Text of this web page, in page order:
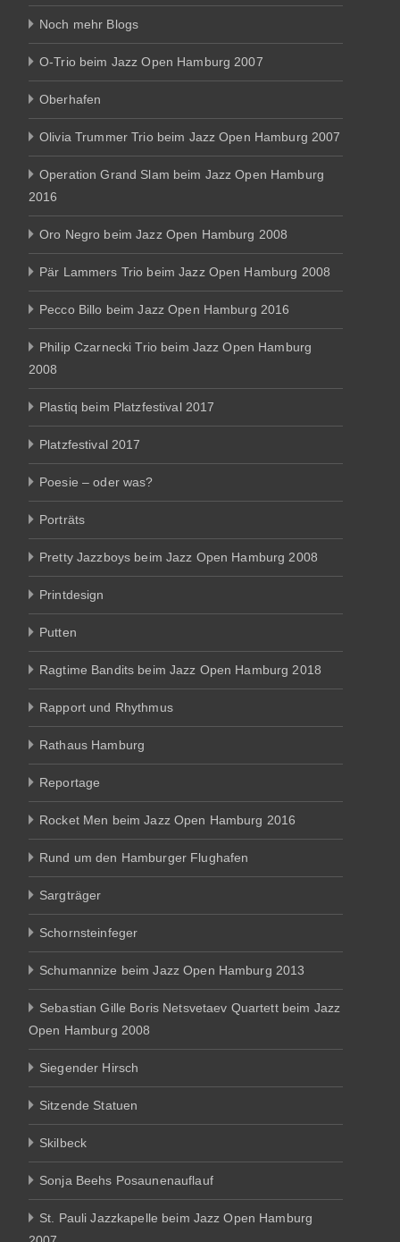
Noch mehr Blogs
O-Trio beim Jazz Open Hamburg 2007
Oberhafen
Olivia Trummer Trio beim Jazz Open Hamburg 2007
Operation Grand Slam beim Jazz Open Hamburg
2016
Oro Negro beim Jazz Open Hamburg 2008
Pär Lammers Trio beim Jazz Open Hamburg 2008
Pecco Billo beim Jazz Open Hamburg 2016
Philip Czarnecki Trio beim Jazz Open Hamburg
2008
Plastiq beim Platzfestival 2017
Platzfestival 2017
Poesie – oder was?
Porträts
Pretty Jazzboys beim Jazz Open Hamburg 2008
Printdesign
Putten
Ragtime Bandits beim Jazz Open Hamburg 2018
Rapport und Rhythmus
Rathaus Hamburg
Reportage
Rocket Men beim Jazz Open Hamburg 2016
Rund um den Hamburger Flughafen
Sargträger
Schornsteinfeger
Schumannize beim Jazz Open Hamburg 2013
Sebastian Gille Boris Netsvetaev Quartett beim Jazz
Open Hamburg 2008
Siegender Hirsch
Sitzende Statuen
Skilbeck
Sonja Beehs Posaunenauflauf
St. Pauli Jazzkapelle beim Jazz Open Hamburg